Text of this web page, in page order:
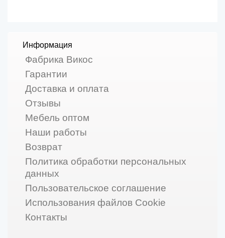
Информация
Фабрика Викос
Гарантии
Доставка и оплата
Отзывы
Мебель оптом
Наши работы
Возврат
Политика обработки персональных
данных
Пользовательское соглашение
Использования файлов Cookie
Контакты